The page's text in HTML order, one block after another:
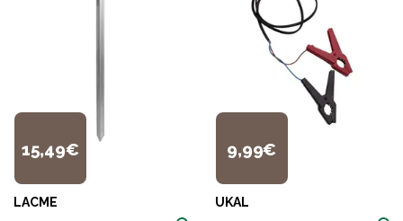
15,49€
LACME
9,99€
UKAL